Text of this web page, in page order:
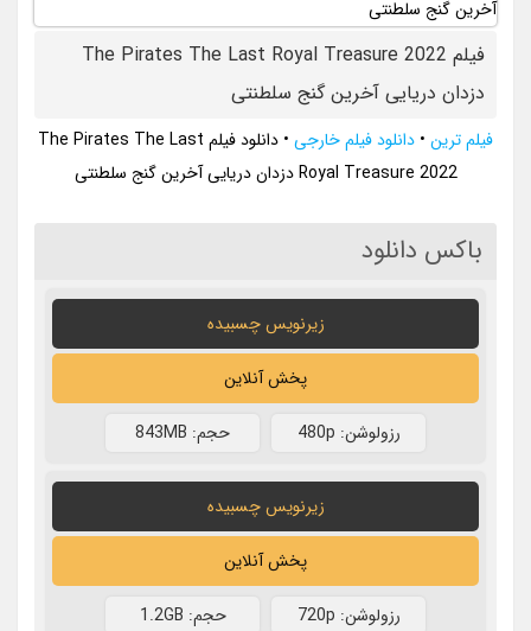
فیلم The Pirates The Last Royal Treasure 2022
دزدان دریایی آخرین گنج سلطنتی
فیلم ترین • دانلود فیلم خارجی •
دانلود فیلم The Pirates The Last
Royal Treasure 2022 دزدان دریایی آخرین گنج سلطنتی
باکس دانلود
زیرنویس چسبیده
پخش آنلاین
رزولوشن: 480p حجم: 843MB
زیرنویس چسبیده
پخش آنلاین
رزولوشن: 720p حجم: 1.2GB